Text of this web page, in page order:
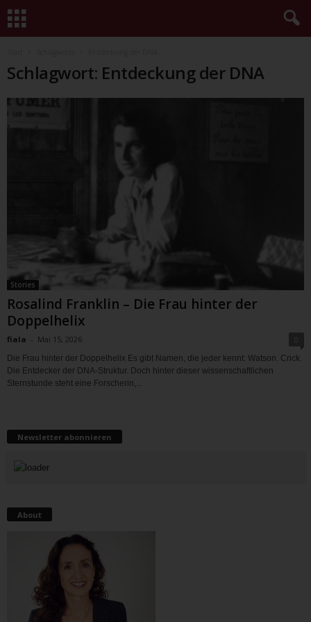
Schlagwort: Entdeckung der DNA
Stories
Rosalind Franklin – Die Frau hinter der
Doppelhelix
fiala - Mai 15, 2026
Die Frau hinter der Doppelhelix Es gibt Namen, die jeder kennt: Watson. Crick.
Die Entdecker der DNA-Struktur. Doch hinter dieser wissenschaftlichen
Sternstunde steht eine Forscherin,...
Newsletter abonnieren
About